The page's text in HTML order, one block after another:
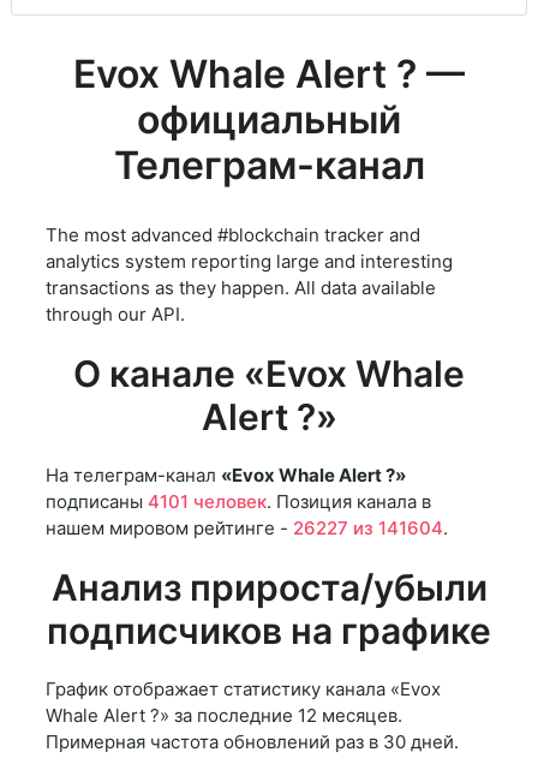
Evox Whale Alert ? —
официальный
Телеграм-канал
The most advanced #blockchain tracker and
analytics system reporting large and interesting
transactions as they happen. All data available
through our API.
О канале «Evox Whale
Alert ?»
На телеграм-канал «Evox Whale Alert ?»
подписаны 4101 человек. Позиция канала в
нашем мировом рейтинге - 26227 из 141604.
Анализ прироста/убыли
подписчиков на графике
График отображает статистику канала «Evox
Whale Alert ?» за последние 12 месяцев.
Примерная частота обновлений раз в 30 дней.